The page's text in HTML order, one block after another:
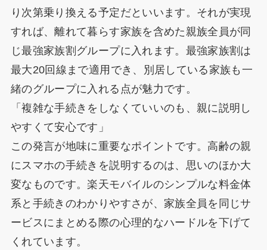
り次第乗り換える予定だといいます。それが実現
すれば、離れて暮らす家族を含めた親族全員が同
じ最強家族割グループに入れます。最強家族割は
最大20回線まで適用でき、別居している家族も一
緒のグループに入れる点が魅力です。
「複雑な手続きをしなくていいのも、親に説明し
やすくて安心です」
この発言が地味に重要なポイントです。高齢の親
にスマホの手続きを説明するのは、思いのほか大
変なものです。楽天モバイルのシンプルな料金体
系と手続きのわかりやすさが、家族全員を同じサ
ービスにまとめる際の心理的なハードルを下げて
くれています。